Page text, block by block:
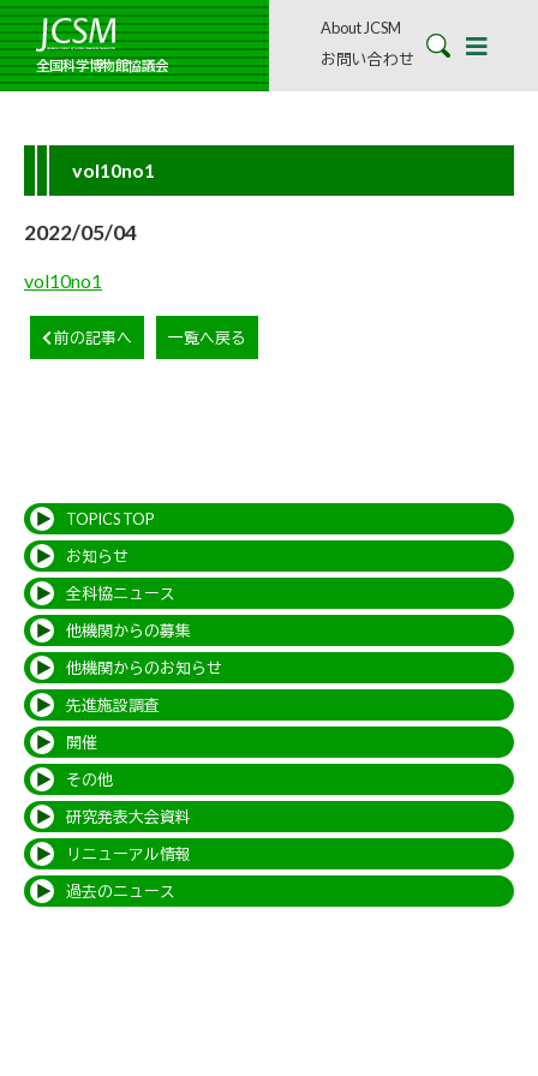
全国科学博物館協議会
About JCSM
お問い合わせ
vol10no1
2022/05/04
vol10no1
前の記事へ 一覧へ戻る
TOPICS TOP
お知らせ
全科協ニュース
他機関からの募集
他機関からのお知らせ
先進施設調査
開催
その他
研究発表大会資料
リニューアル情報
過去のニュース